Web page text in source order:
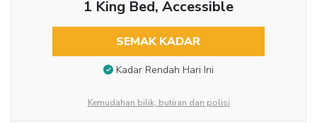
1 King Bed, Accessible
SEMAK KADAR
Kadar Rendah Hari Ini
Kemudahan bilik, butiran dan polisi